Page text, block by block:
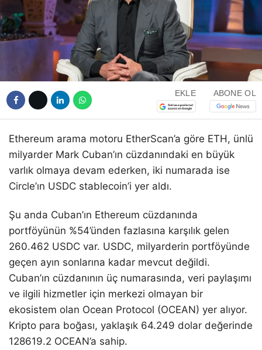
EKLE ABONE OL
Ethereum arama motoru EtherScan’a göre ETH, ünlü
milyarder Mark Cuban’ın cüzdanındaki en büyük
varlık olmaya devam ederken, iki numarada ise
Circle’ın USDC stablecoin’i yer aldı.
Şu anda Cuban’ın Ethereum cüzdanında
portföyünün %54’ünden fazlasına karşılık gelen
260.462 USDC var. USDC, milyarderin portföyünde
geçen ayın sonlarına kadar mevcut değildi.
Cuban’ın cüzdanının üç numarasında, veri paylaşımı
ve ilgili hizmetler için merkezi olmayan bir
ekosistem olan Ocean Protocol (OCEAN) yer alıyor.
Kripto para boğası, yaklaşık 64.249 dolar değerinde
128619.2 OCEAN’a sahip.